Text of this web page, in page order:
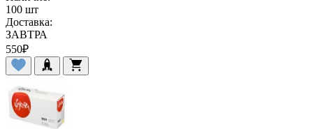
100 шт
Доставка:
ЗАВТРА
550₽